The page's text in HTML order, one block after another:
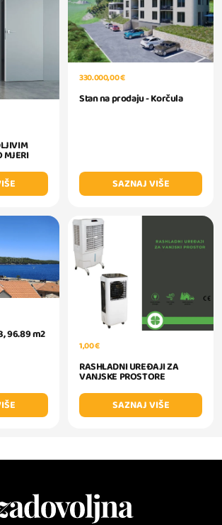
MJERI
330.000,00 €
Stan na prodaju - Korčula
SAZNAJ VIŠE
96.89 m2
1,00 €
RASHLADNI UREĐAJI ZA
VANJSKE PROSTORE
SAZNAJ VIŠE